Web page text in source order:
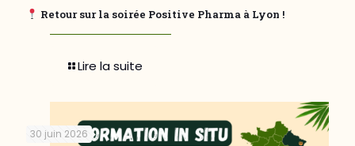
Retour sur la soirée Positive Pharma à Lyon !
Lire la suite
30 juin 2026